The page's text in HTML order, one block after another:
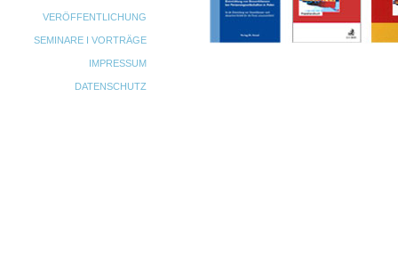
VERÖFFENTLICHUNG
SEMINARE I VORTRÄGE
IMPRESSUM
DATENSCHUTZ